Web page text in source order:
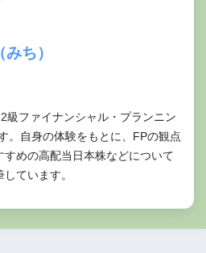
ち）
級ファイナンシャル・プランニン
。自身の体験をもとに、FPの観点
めの高配当日本株などについて
ています。